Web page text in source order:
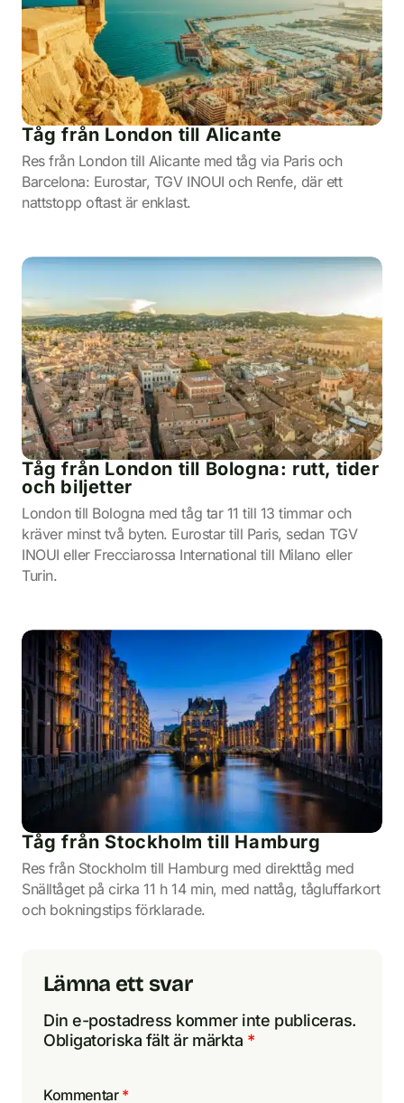
Tåg från London till Alicante
Res från London till Alicante med tåg via Paris och
Barcelona: Eurostar, TGV INOUI och Renfe, där ett
nattstopp oftast är enklast.
Tåg från London till Bologna: rutt, tider
och biljetter
London till Bologna med tåg tar 11 till 13 timmar och
kräver minst två byten. Eurostar till Paris, sedan TGV
INOUI eller Frecciarossa International till Milano eller
Turin.
Tåg från Stockholm till Hamburg
Res från Stockholm till Hamburg med direkttåg med
Snälltåget på cirka 11 h 14 min, med nattåg, tågluffarkort
och bokningstips förklarade.
Lämna ett svar
Din e-postadress kommer inte publiceras.
Obligatoriska fält är märkta *
Kommentar *